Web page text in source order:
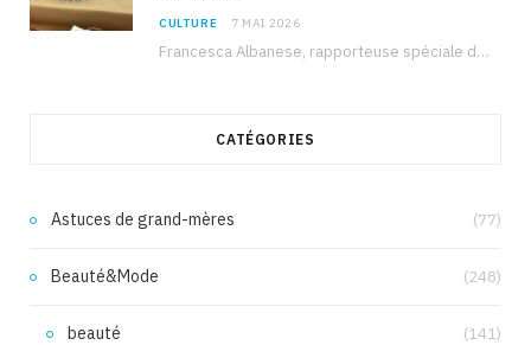
CULTURE 7 MAI 2026
Francesca Albanese, rapporteuse spéciale de l’ONU sur les territoires palestiniens occupés, était à Tunis pour…
CATÉGORIES
Astuces de grand-mères (77)
Beauté&Mode (248)
beauté (141)